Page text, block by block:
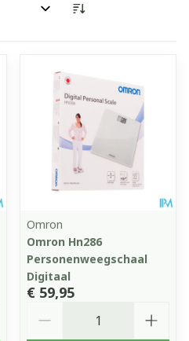
Omron
Omron Hn286
Personenweegschaal
Digitaal
€ 59,95